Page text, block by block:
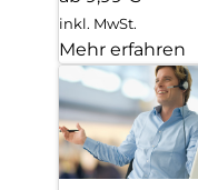
inkl. MwSt.
Mehr erfahren